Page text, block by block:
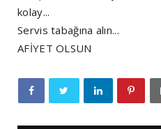
kolay...
Servis tabağına alın...
AFİYET OLSUN